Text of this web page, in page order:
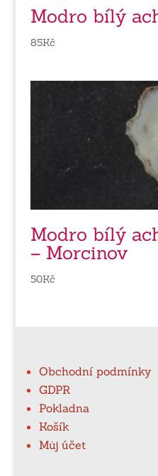
Modro bílý
85Kč
Modro bílý
– Morcinov
50Kč
Obchodní podmínky
GDPR
Pokladna
Košík
Můj účet